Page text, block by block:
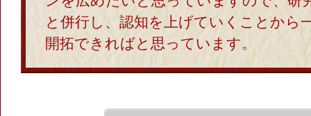
と併行し、認知を上げていくことから
開拓できればと思っています。